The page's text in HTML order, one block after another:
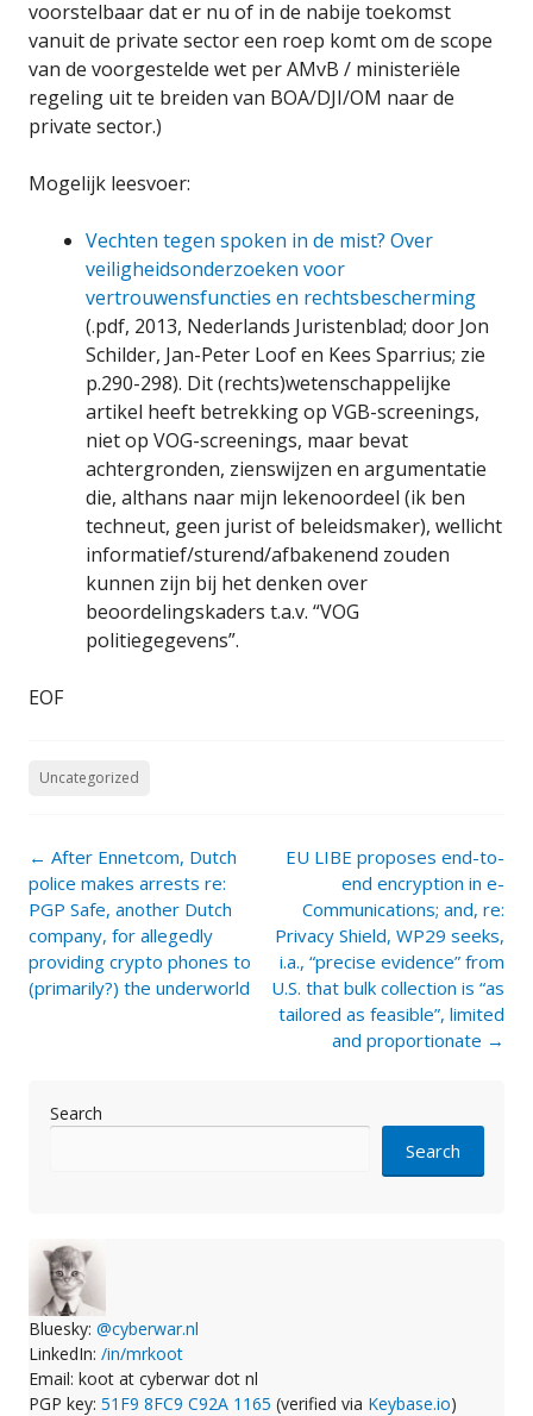
voorstelbaar dat er nu of in de nabije toekomst
vanuit de private sector een roep komt om de scope
van de voorgestelde wet per AMvB / ministeriële
regeling uit te breiden van BOA/DJI/OM naar de
private sector.)
Mogelijk leesvoer:
Vechten tegen spoken in de mist? Over
veiligheidsonderzoeken voor
vertrouwensfuncties en rechtsbescherming
(.pdf, 2013, Nederlands Juristenblad; door Jon
Schilder, Jan-Peter Loof en Kees Sparrius; zie
p.290-298). Dit (rechts)wetenschappelijke
artikel heeft betrekking op VGB-screenings,
niet op VOG-screenings, maar bevat
achtergronden, zienswijzen en argumentatie
die, althans naar mijn lekenoordeel (ik ben
techneut, geen jurist of beleidsmaker), wellicht
informatief/sturend/afbakenend zouden
kunnen zijn bij het denken over
beoordelingskaders t.a.v. “VOG
politiegegevens”.
EOF
Uncategorized
Post
navigation
← After Ennetcom, Dutch
police makes arrests re:
PGP Safe, another Dutch
company, for allegedly
providing crypto phones to
(primarily?) the underworld
EU LIBE proposes end-to-
end encryption in e-
Communications; and, re:
Privacy Shield, WP29 seeks,
i.a., “precise evidence” from
U.S. that bulk collection is “as
tailored as feasible”, limited
and proportionate →
Search
Search
Bluesky: @cyberwar.nl
LinkedIn: /in/mrkoot
Email: koot at cyberwar dot nl
PGP key: 51F9 8FC9 C92A 1165 (verified via Keybase.io)